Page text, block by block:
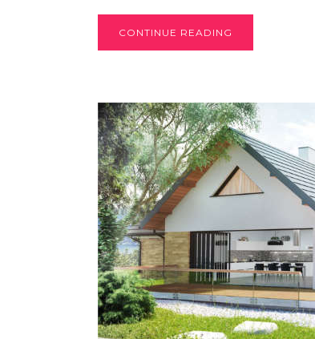
CONTINUE READING